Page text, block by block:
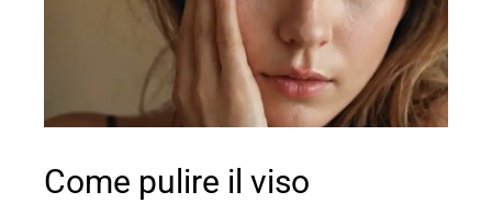
Come pulire il viso